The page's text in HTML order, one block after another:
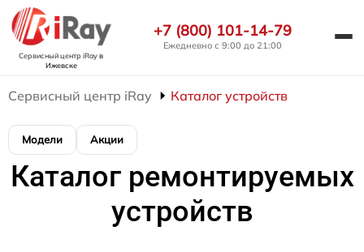
Сервисный центр iRayв
Ижевске
+7 (800) 101-14-79
Ежедневно с 9:00 до 21:00
Сервисный центр iRay Каталог устройств
Модели Акции
Каталог ремонтируемых
устройств